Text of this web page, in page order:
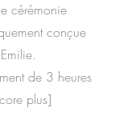
cérémonie
conçue
de 3 heures
plus]